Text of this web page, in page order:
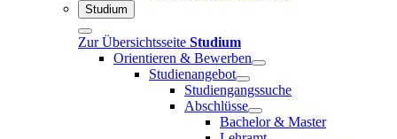
Studium
Zur Übersichtsseite Studium
Orientieren & Bewerben
Studienangebot
Studiengangssuche
Abschlüsse
Bachelor & Master